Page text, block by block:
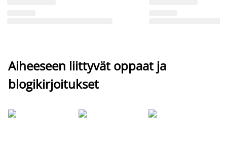
Aiheeseen liittyvät oppaat ja
blogikirjoitukset